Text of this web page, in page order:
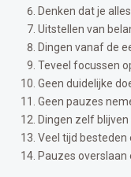
Denken dat je
Uitstellen van
Dingen vanaf de
Teveel focussen
Geen duidelijke
Geen pauzes
Dingen zelf
Veel tijd besteden
Pauzes overslaan